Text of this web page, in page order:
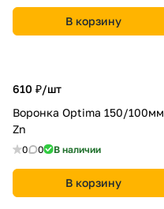
В корзину
610 ₽/шт
Воронка Optima 150/100мм
Zn
0 0 В наличии
В корзину